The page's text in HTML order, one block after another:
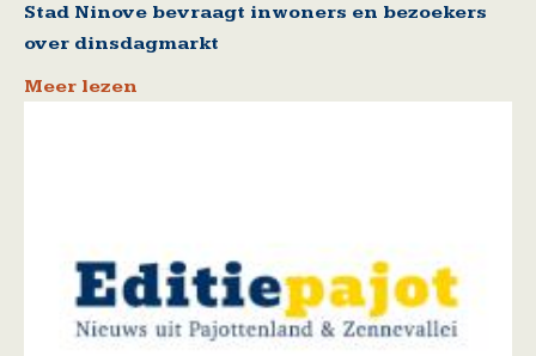
Stad Ninove bevraagt inwoners en bezoekers
over dinsdagmarkt
Meer lezen